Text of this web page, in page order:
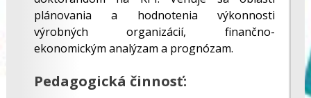
plánovania a hodnotenia výkonnosti
výrobných organizácií, finančno-
ekonomickým analýzam a prognózam.
Pedagogická činnosť: